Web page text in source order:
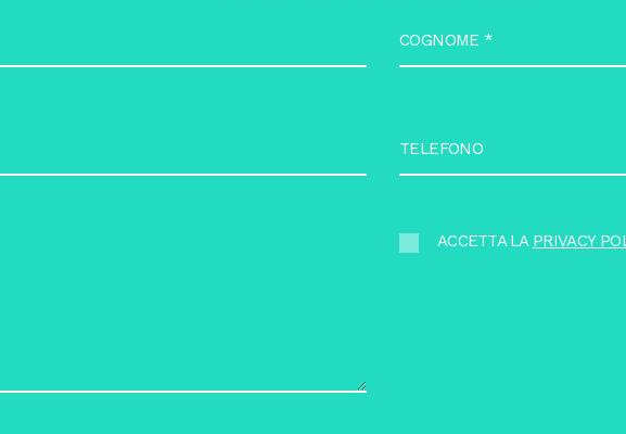
COGNOME *
TELEFONO
ACCETTA LA PRIVACY